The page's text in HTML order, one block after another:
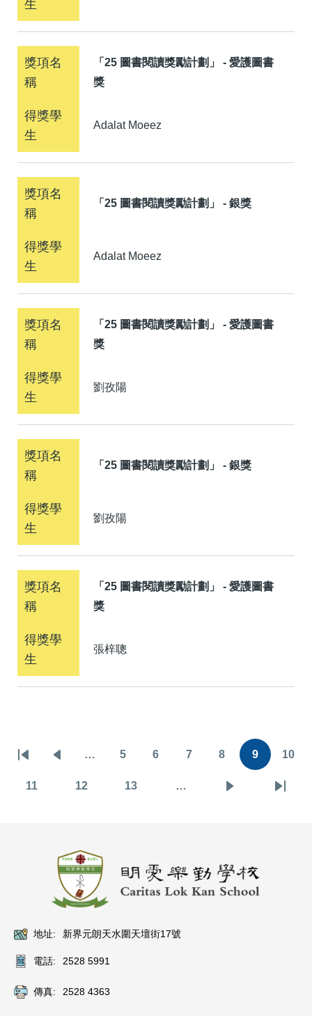
「25 圖書閱讀獎勵計劃」 - 愛護圖書
獎
Adalat Moeez
「25 圖書閱讀獎勵計劃」 - 銀獎
Adalat Moeez
「25 圖書閱讀獎勵計劃」 - 愛護圖書
獎
劉孜陽
「25 圖書閱讀獎勵計劃」 - 銀獎
劉孜陽
「25 圖書閱讀獎勵計劃」 - 愛護圖書
獎
張梓聰
Pagination
First
page
Previous
page
…
面
5 6 7
面
8
目
9 10
11 12 13 …
Last
地址: 新界元朗天水圍天壇街17號
電話: 2528 5991
傳真: 2528 4363